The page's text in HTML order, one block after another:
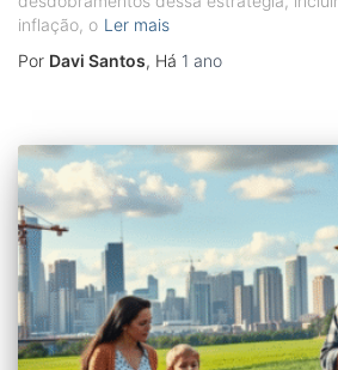
inflação, o Ler mais
Por Davi Santos, Há 1 ano